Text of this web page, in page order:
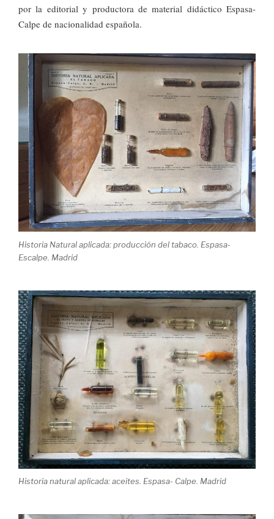
por la editorial y productora de material didáctico Espasa-
Calpe de nacionalidad española.
Historia Natural aplicada: producción del tabaco. Espasa-
Escalpe. Madrid
Historia natural aplicada: aceites. Espasa- Calpe. Madrid